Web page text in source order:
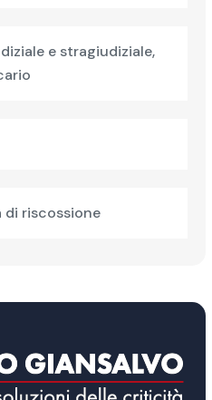
e stragiudiziale,
di riscossione